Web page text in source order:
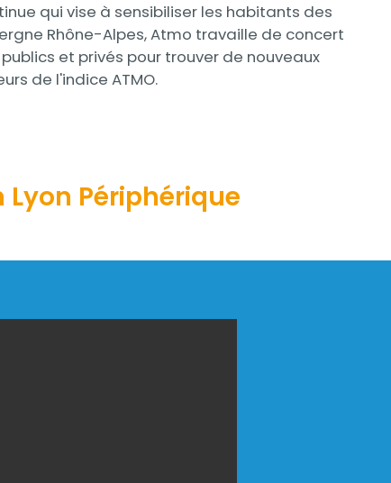
qui vise à sensibiliser les habitants des
Rhône-Alpes, Atmo travaille de concert
et privés pour trouver de nouveaux
de l'indice ATMO.
Périphérique